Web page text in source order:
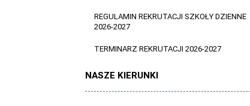
REGULAMIN REKRUTACJI SZKOŁY DZIENNE
2026-2027
TERMINARZ REKRUTACJI 2026-2027
NASZE KIERUNKI